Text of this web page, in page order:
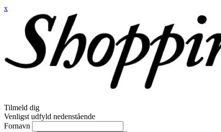
x
Tilmeld dig
Venligst udfyld nedenstående
Fornavn